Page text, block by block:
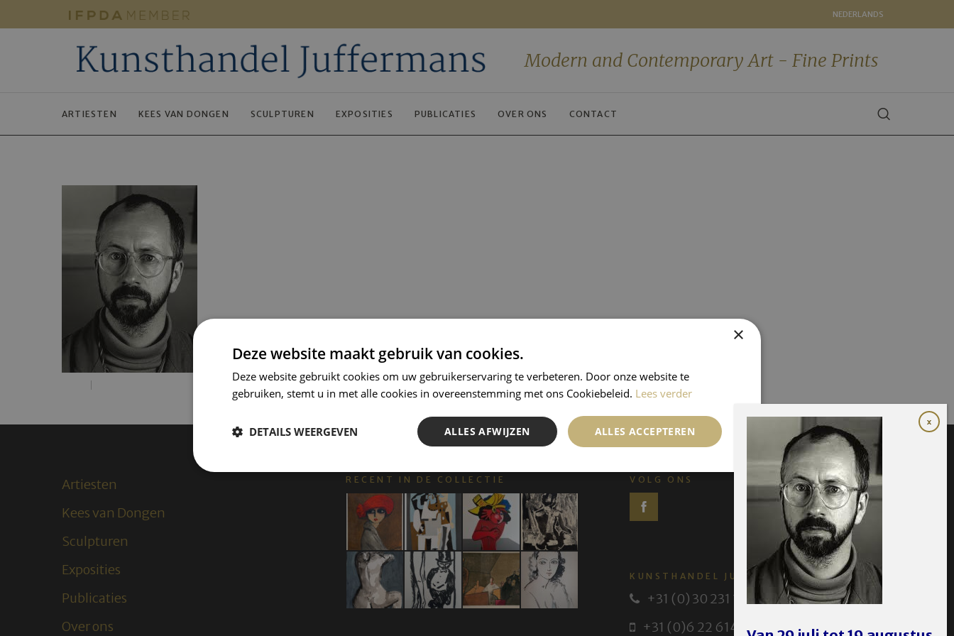
NEDERLANDS
Modern and Contemporary Art - Fine Prints
ARTIESTEN KEES VAN DONGEN SCULPTUREN EXPOSITIES PUBLICATIES OVER ONS CONTACT
Artiesten
Kees van Dongen
Sculpturen
Exposities
Publicaties
Over ons
RECENT IN DE COLLECTIE VOLG ONS
KUNSTHANDEL JUFFERMANS
+31 (0) 30 231 14 63
+31 (0)6 22 614 582
×
Deze website maakt gebruik van cookies.
Deze website gebruikt cookies om uw gebruikerservaring te verbeteren. Door onze website te
gebruiken, stemt u in met alle cookies in overeenstemming met ons Cookiebeleid. Lees verder
ALLES ACCEPTEREN
ALLES AFWIJZEN
DETAILS WEERGEVEN